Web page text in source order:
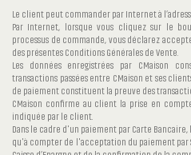
Le client peut commander par Internet à
Par Internet, lorsque vous cliquez sur le
processus de commande, vous déclarez
des présentes Conditions Générales de Vente.
Les données enregistrées par CMaison
transactions passées entre CMaison et ses
de paiement constituent la preuve des
CMaison confirme au client la prise en
indiquée par le client.
Dans le cadre d'un paiement par Carte
qu'à compter de l'acceptation du paiement par